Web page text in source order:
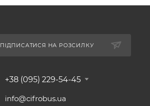
ПІДПИСАТИСЯ НА РОЗСИЛКУ
+38 (095) 229-54-45
info@cifrobus.ua